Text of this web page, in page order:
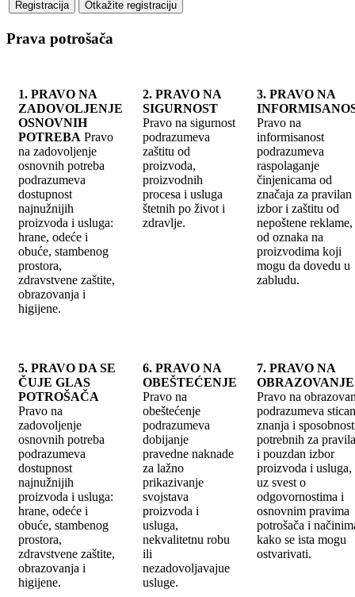
Prava potrošača
1. PRAVO NA
ZADOVOLJENJE
OSNOVNIH
POTREBA Pravo
na zadovoljenje
osnovnih potreba
podrazumeva
dostupnost
najnužnijih
proizvoda i usluga:
hrane, odeće i
obuće, stambenog
prostora,
zdravstvene zaštite,
obrazovanja i
higijene.
2. PRAVO NA
SIGURNOST
Pravo na sigurnost
podrazumeva
zaštitu od
proizvoda,
proizvodnih
procesa i usluga
štetnih po život i
zdravlje.
3. PRAVO NA
Pravo na
informisanost
podrazumeva
raspolaganje
činjenicama od
značaja za pravilan
izbor i zaštitu od
nepoštene
od oznaka na
proizvodima koji
mogu da dovedu u
zabludu.
5. PRAVO DA SE
ČUJE GLAS
POTROŠAČA
Pravo na
zadovoljenje
osnovnih potreba
podrazumeva
dostupnost
najnužnijih
proizvoda i usluga:
hrane, odeće i
obuće, stambenog
prostora,
zdravstvene zaštite,
obrazovanja i
higijene.
6. PRAVO NA
OBEŠTEĆENJE
Pravo na
obeštećenje
podrazumeva
dobijanje
pravedne naknade
za lažno
prikazivanje
svojstava
proizvoda i
usluga,
nekvalitetnu robu
ili
nezadovoljavajue
usluge.
7. PRAVO NA
OBRAZOVANJE
Pravo na
podrazumeva
znanja i
potrebnih za
i pouzdan izbor
proizvoda i usluga,
uz svest o
odgovornostima i
osnovnim pravima
potrošača i
kako se ista mogu
ostvarivati.